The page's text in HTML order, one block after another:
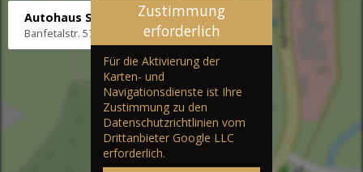
Autohaus Stenger
Banfetalstr. 57, 57334 Bad Laasphe
Zustimmung
erforderlich
Für die Aktivierung der
Karten- und
Navigationsdienste ist Ihre
Zustimmung zu den
Datenschutzrichtlinien vom
Drittanbieter Google LLC
erforderlich.